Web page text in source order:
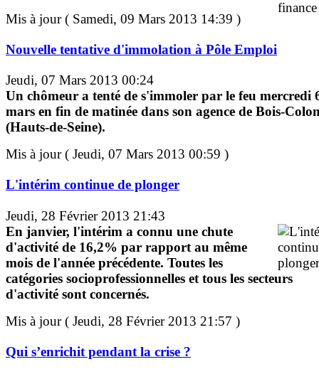
Mis à jour ( Samedi, 09 Mars 2013 14:39 )
Nouvelle tentative d'immolation à Pôle Emploi
Jeudi, 07 Mars 2013 00:24
Un chômeur a tenté de s'immoler par le feu mercredi
mars en fin de matinée dans son agence de Bois-
(Hauts-de-Seine).
Mis à jour ( Jeudi, 07 Mars 2013 00:59 )
L'intérim continue de plonger
Jeudi, 28 Février 2013 21:43
En janvier, l'intérim a connu une chute
d'activité de 16,2% par rapport au même
mois de l'année précédente. Toutes les
catégories socioprofessionnelles et tous les secteurs
d'activité sont concernés.
Mis à jour ( Jeudi, 28 Février 2013 21:57 )
Qui s’enrichit pendant la crise ?